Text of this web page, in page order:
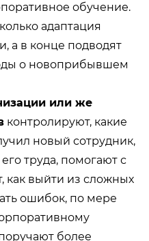
обучение.
адаптация
а в конце подводят
о новоприбывшем
или же
контролируют, какие
новый сотрудник,
труда, помогают с
как выйти из сложных
ошибок, по мере
более